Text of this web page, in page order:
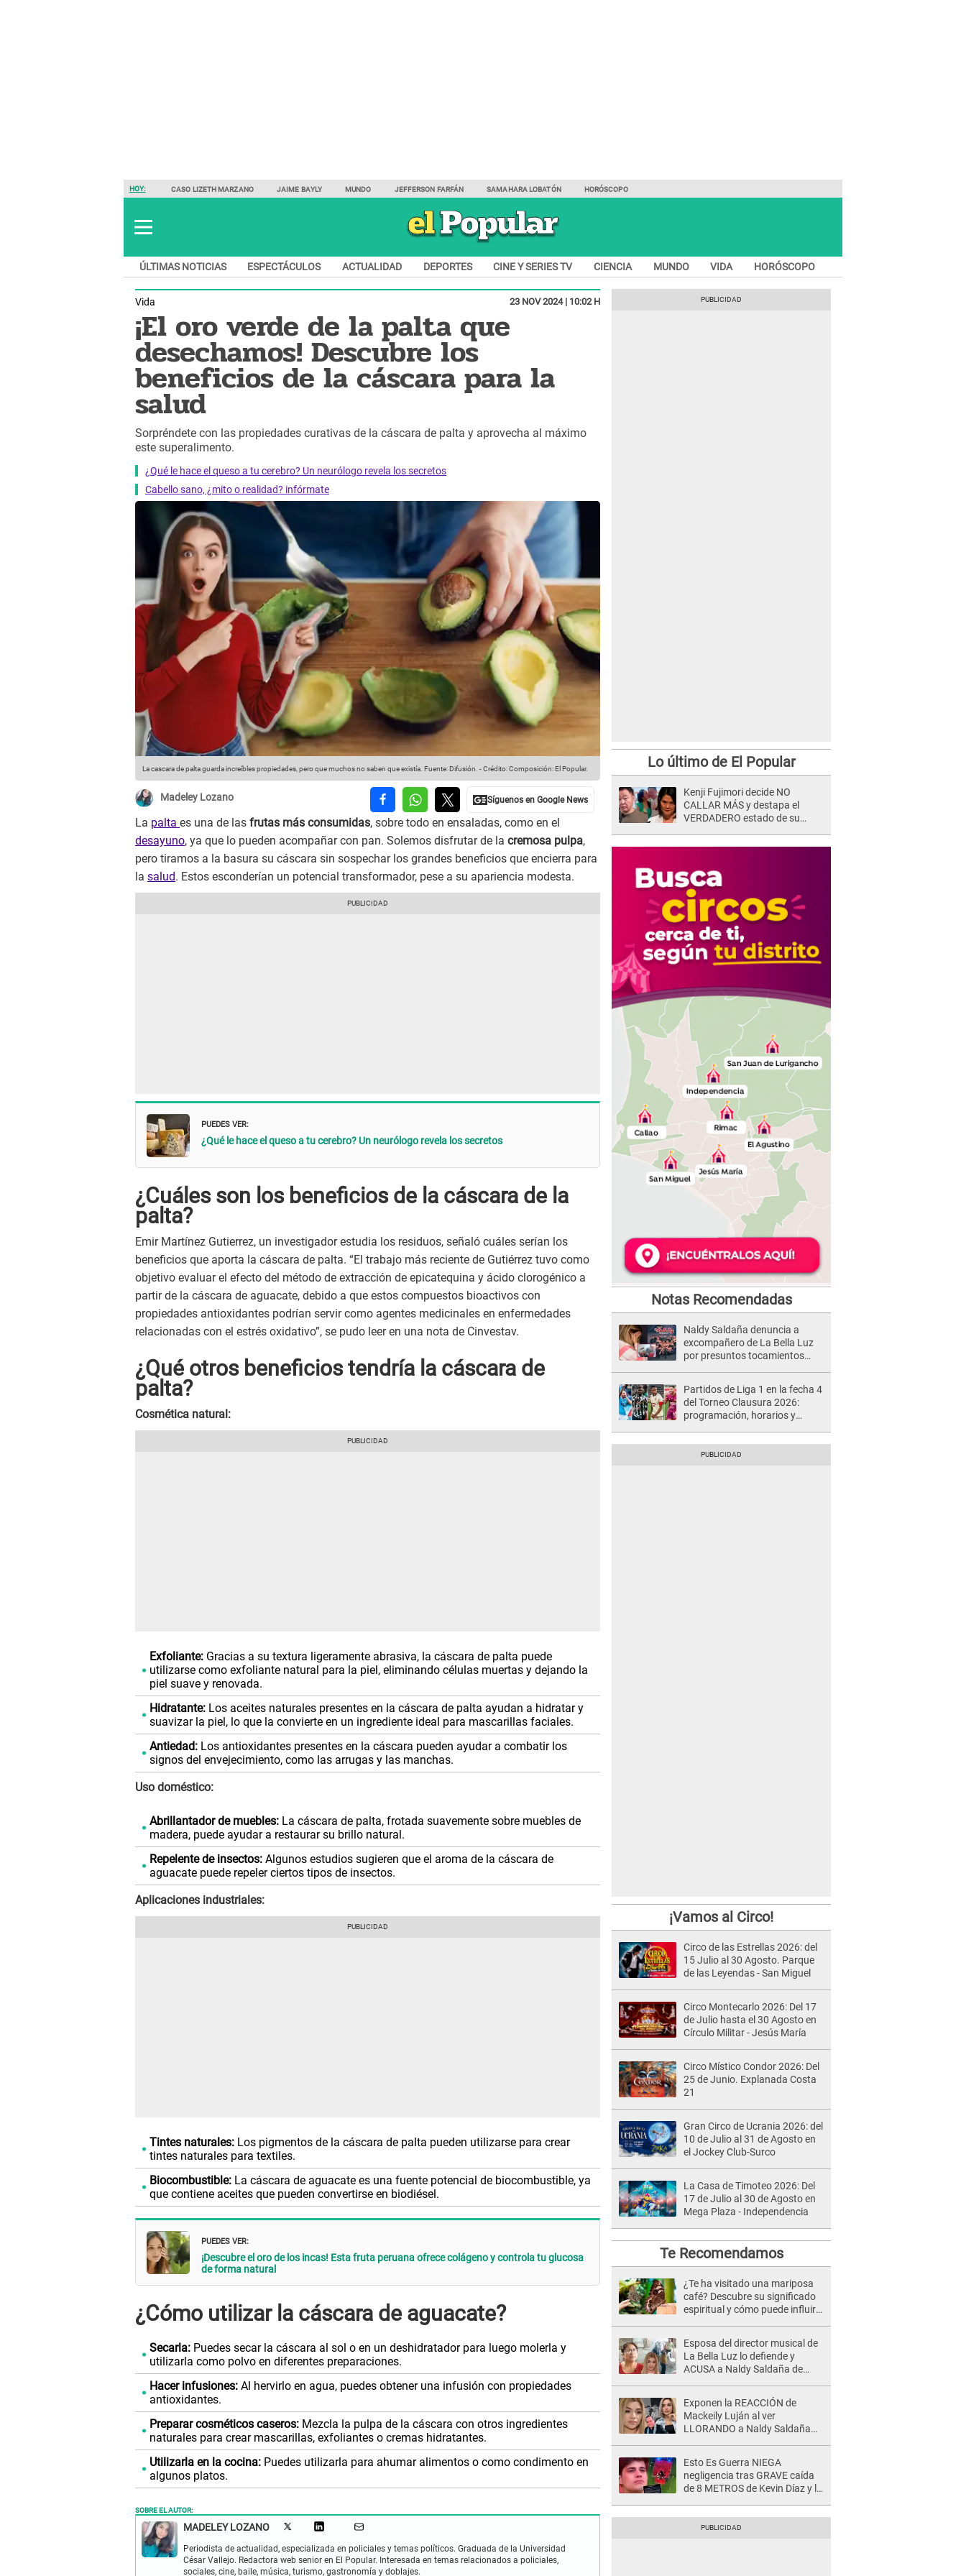
HOY: CASO LIZETH MARZANO JAIME BAYLY MUNDO JEFFERSON FARFÁN SAMAHARA LOBATÓN HORÓSCOPO
ÚLTIMAS NOTICIAS ESPECTÁCULOS ACTUALIDAD DEPORTES CINE Y SERIES TV CIENCIA MUNDO VIDA HORÓSCOPO
Vida 23 NOV 2024 | 10:02 H
¡El oro verde de la palta que
desechamos! Descubre los
beneficios de la cáscara para la
salud
Sorpréndete con las propiedades curativas de la cáscara de palta y aprovecha al máximo
este superalimento.
¿Qué le hace el queso a tu cerebro? Un neurólogo revela los secretos
Cabello sano, ¿mito o realidad? infórmate
La cascara de palta guarda increíbles propiedades, pero que muchos no saben que existía. Fuente: Difusión. -Crédito: Composición: El Popular.
Madeley Lozano
La palta es una de las frutas más consumidas, sobre todo en ensaladas, como en el
desayuno, ya que lo pueden acompañar con pan. Solemos disfrutar de la cremosa pulpa,
pero tiramos a la basura su cáscara sin sospechar los grandes beneficios que encierra para
la salud. Estos esconderían un potencial transformador, pese a su apariencia modesta.
PUEDES VER:
¿Qué le hace el queso a tu cerebro? Un neurólogo revela los secretos
¿Cuáles son los beneficios de la cáscara de la
palta?
Emir Martínez Gutierrez, un investigador estudia los residuos, señaló cuáles serían los
beneficios que aporta la cáscara de palta. “El trabajo más reciente de Gutiérrez tuvo como
objetivo evaluar el efecto del método de extracción de epicatequina y ácido clorogénico a
partir de la cáscara de aguacate, debido a que estos compuestos bioactivos con
propiedades antioxidantes podrían servir como agentes medicinales en enfermedades
relacionadas con el estrés oxidativo”, se pudo leer en una nota de Cinvestav.
¿Qué otros beneficios tendría la cáscara de
palta?
Cosmética natural:
Exfoliante: Gracias a su textura ligeramente abrasiva, la cáscara de palta puede
utilizarse como exfoliante natural para la piel, eliminando células muertas y dejando la
piel suave y renovada.
Hidratante: Los aceites naturales presentes en la cáscara de palta ayudan a hidratar y
suavizar la piel, lo que la convierte en un ingrediente ideal para mascarillas faciales.
Antiedad: Los antioxidantes presentes en la cáscara pueden ayudar a combatir los
signos del envejecimiento, como las arrugas y las manchas.
Uso doméstico:
Abrillantador de muebles: La cáscara de palta, frotada suavemente sobre muebles de
madera, puede ayudar a restaurar su brillo natural.
Repelente de insectos: Algunos estudios sugieren que el aroma de la cáscara de
aguacate puede repeler ciertos tipos de insectos.
Aplicaciones industriales:
Tintes naturales: Los pigmentos de la cáscara de palta pueden utilizarse para crear
tintes naturales para textiles.
Biocombustible: La cáscara de aguacate es una fuente potencial de biocombustible, ya
que contiene aceites que pueden convertirse en biodiésel.
PUEDES VER:
¡Descubre el oro de los incas! Esta fruta peruana ofrece colágeno y controla tu glucosa
de forma natural
¿Cómo utilizar la cáscara de aguacate?
Secarla: Puedes secar la cáscara al sol o en un deshidratador para luego molerla y
utilizarla como polvo en diferentes preparaciones.
Hacer infusiones: Al hervirlo en agua, puedes obtener una infusión con propiedades
antioxidantes.
Preparar cosméticos caseros: Mezcla la pulpa de la cáscara con otros ingredientes
naturales para crear mascarillas, exfoliantes o cremas hidratantes.
Utilizarla en la cocina: Puedes utilizarla para ahumar alimentos o como condimento en
algunos platos.
SOBRE EL AUTOR:
MADELEY LOZANO
Periodista de actualidad, especializada en policiales y temas políticos. Graduada de la Universidad
César Vallejo. Redactora web senior en El Popular. Interesada en temas relacionados a policiales,
sociales, cine, baile, música, turismo, gastronomía y doblajes.
Lo último de El Popular
Kenji Fujimori decide NO
CALLAR MÁS y destapa el
VERDADERO estado de su
Notas Recomendadas
Naldy Saldaña denuncia a
excompañero de La Bella Luz
por presuntos tocamientos
Partidos de Liga 1 en la fecha 4
del Torneo Clausura 2026:
programación, horarios y
¡Vamos al Circo!
Circo de las Estrellas 2026: del
15 Julio al 30 Agosto. Parque
de las Leyendas - San Miguel
Circo Montecarlo 2026: Del 17
de Julio hasta el 30 Agosto en
Círculo Militar - Jesús María
Circo Místico Condor 2026: Del
25 de Junio. Explanada Costa
21
Gran Circo de Ucrania 2026: del
10 de Julio al 31 de Agosto en
el Jockey Club-Surco
La Casa de Timoteo 2026: Del
17 de Julio al 30 de Agosto en
Mega Plaza - Independencia
Te Recomendamos
¿Te ha visitado una mariposa
café? Descubre su significado
espiritual y cómo puede influir
Esposa del director musical de
La Bella Luz lo defiende y
ACUSA a Naldy Saldaña de
Exponen la REACCIÓN de
Mackeily Luján al ver
LLORANDO a Naldy Saldaña
Esto Es Guerra NIEGA
negligencia tras GRAVE caída
de 8 METROS de Kevin Díaz y lo